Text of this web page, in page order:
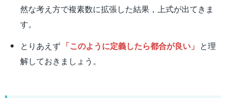
然な考え方で複素数に拡張した結果，上式が出てきま
す。
とりあえず 「このように定義したら都合が良い」 と理
解しておきましょう。